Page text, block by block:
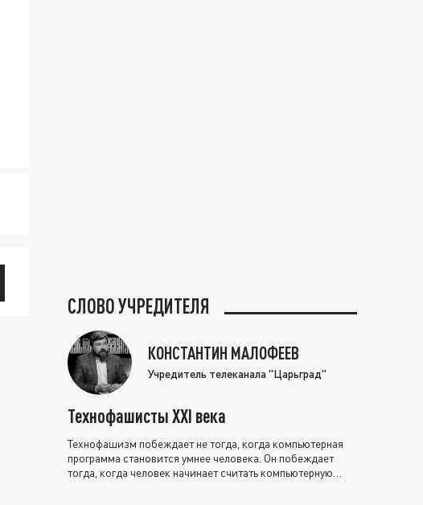
СЛОВО УЧРЕДИТЕЛЯ
КОНСТАНТИН МАЛОФЕЕВ
Учредитель телеканала "Царьград"
Технофашисты XXI века
Технофашизм побеждает не тогда, когда компьютерная
программа становится умнее человека. Он побеждает
тогда, когда человек начинает считать компьютерную